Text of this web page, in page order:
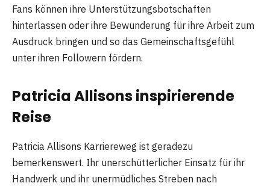
Fans können ihre Unterstützungsbotschaften
hinterlassen oder ihre Bewunderung für ihre Arbeit zum
Ausdruck bringen und so das Gemeinschaftsgefühl
unter ihren Followern fördern.
Patricia Allisons inspirierende
Reise
Patricia Allisons Karriereweg ist geradezu
bemerkenswert. Ihr unerschütterlicher Einsatz für ihr
Handwerk und ihr unermüdliches Streben nach